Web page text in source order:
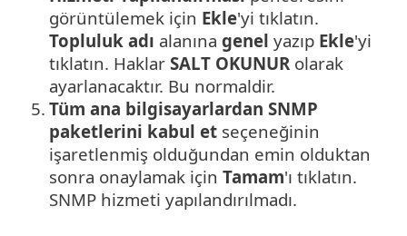
görüntülemek için Ekle'yi tıklatın.
Topluluk adı alanına genel yazıp Ekle'yi
tıklatın. Haklar SALT OKUNUR olarak
ayarlanacaktır. Bu normaldir.
5. Tüm ana bilgisayarlardan SNMP
paketlerini kabul et seçeneğinin
işaretlenmiş olduğundan emin olduktan
sonra onaylamak için Tamam'ı tıklatın.
SNMP hizmeti yapılandırılmadı.